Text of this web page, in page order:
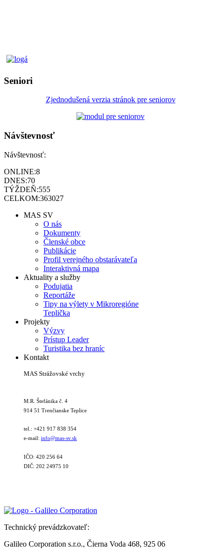
Seniori
Zjednodušená verzia stránok pre seniorov
Návštevnosť
Návštevnosť:
ONLINE:8
DNES:70
TÝŽDEŇ:555
CELKOM:363027
MAS SV
O nás
Dokumenty
Členské obce
Publikácie
Profil verejného obstarávateľa
Interaktivná mapa
Aktuality a služby
Podujatia
Reportáže
Tipy na výlety v Mikroregióne
Teplička
Projekty
Výzvy
Prístup Leader
Turistika bez hraníc
Kontakt
MAS Strážovské vrchy
M.R. Štefánika č. 4
914 51 Trenčianske Teplice
tel.: +421 917 838 354
e-mail: info@mas-sv.sk
IČO: 420 256 64
DIČ: 202 24975 10
Technický prevádzkovateľ:
Galileo Corporation s.r.o., Čierna Voda 468, 925 06